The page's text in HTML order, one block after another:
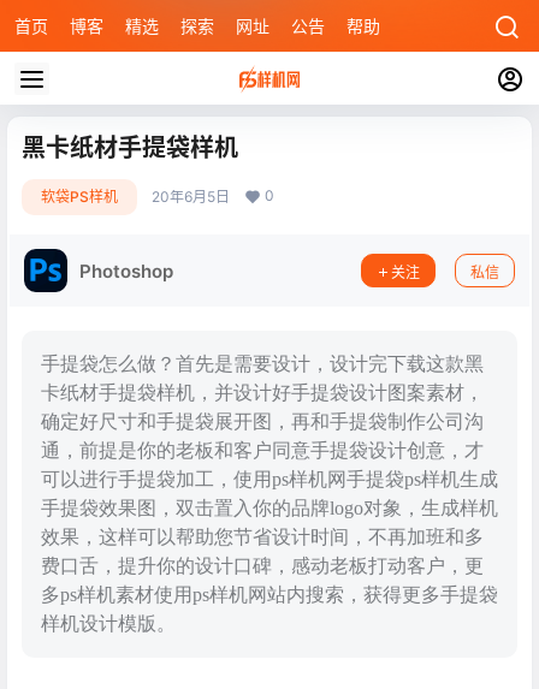
首页 博客 精选 探索 网址 公告 帮助
黑卡纸材手提袋样机
软袋PS样机 20年6月5日 0
Photoshop 关注 私信
手提袋怎么做？首先是需要设计，设计完下载这款黑
卡纸材手提袋样机，并设计好手提袋设计图案素材，
确定好尺寸和手提袋展开图，再和手提袋制作公司沟
通，前提是你的老板和客户同意手提袋设计创意，才
可以进行手提袋加工，使用ps样机网手提袋ps样机生成
手提袋效果图，双击置入你的品牌logo对象，生成样机
效果，这样可以帮助您节省设计时间，不再加班和多
费口舌，提升你的设计口碑，感动老板打动客户，更
多ps样机素材使用ps样机网站内搜索，获得更多手提袋
样机设计模版。